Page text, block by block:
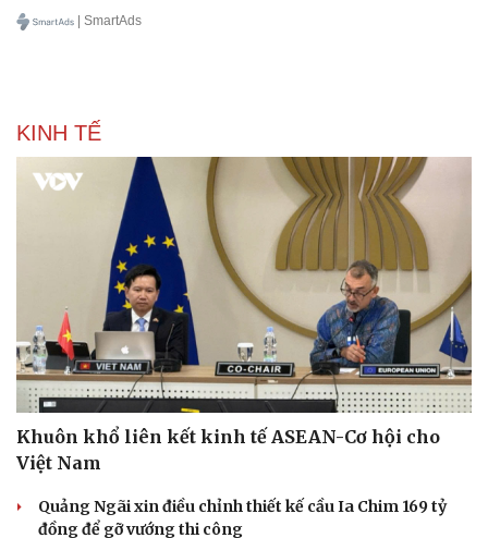
Pháp luật
Vụ án
Tin nóng
Tư vấn luật
Quân sự - Quốc phòng
Vũ khí
| SmartAds
KINH TẾ
Khuôn khổ liên kết kinh tế ASEAN-Cơ hội cho
Việt Nam
Quảng Ngãi xin điều chỉnh thiết kế cầu Ia Chim 169 tỷ
đồng để gỡ vướng thi công